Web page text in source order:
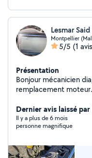
Lesmar Said
Montpellier
5/5 (1
Présentation
Bonjour mécanicien
remplacement
....passage valise
Dernier avis laissé
Il y a plus de 6 mois
personne magnifique